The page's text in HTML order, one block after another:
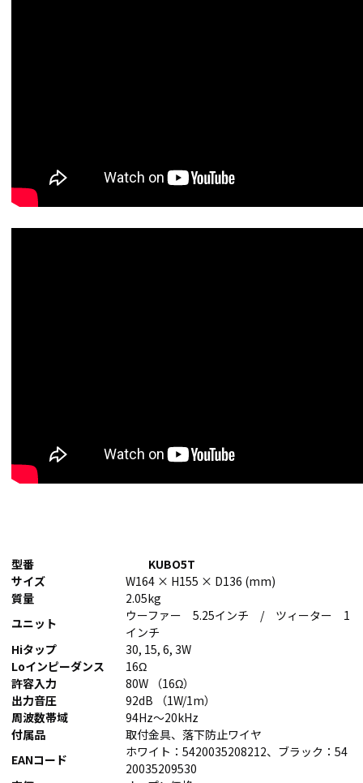
型番
KUBO5T
サイズ
W164 × H155 × D136 (mm)
質量
2.05kg
ユニット
ウーファー 5.25インチ / ツィーター 1
インチ
Hiタップ
30, 15, 6, 3W
Loインピーダンス
16Ω
許容入力
80W （16Ω）
出力音圧
92dB （1W/1m）
周波数帯域
94Hz～20kHz
付属品
取付金具、落下防止ワイヤ
EANコード
ホワイト：5420035208212、ブラック：54
20035209530